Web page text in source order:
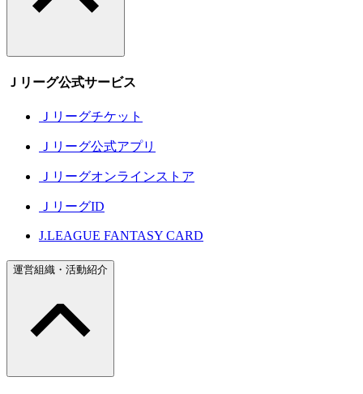
Ｊリーグ公式サービス
Ｊリーグチケット
Ｊリーグ公式アプリ
Ｊリーグオンラインストア
ＪリーグID
J.LEAGUE FANTASY CARD
運営組織・活動紹介